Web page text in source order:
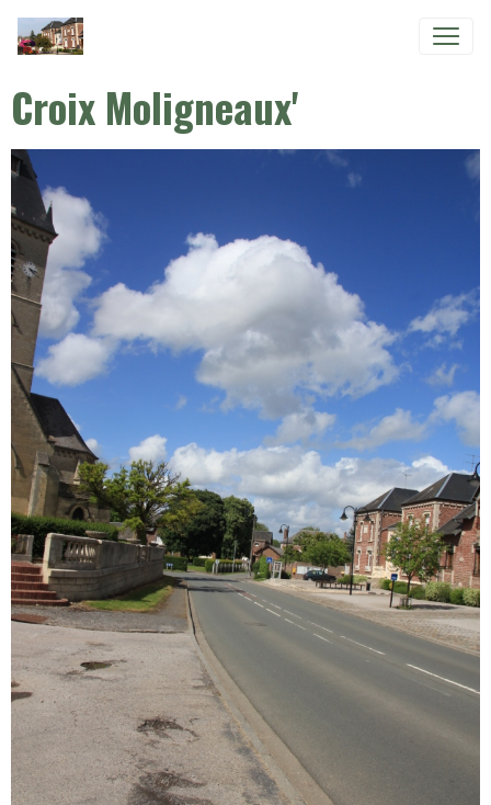
Croix Moligneaux'